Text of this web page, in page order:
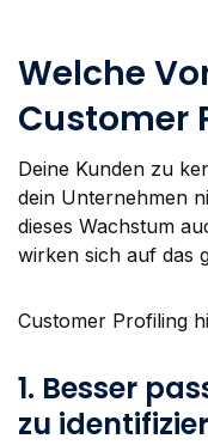
Welche
Customer
Deine Kunden zu
dein Unternehmen
dieses Wachstum
wirken sich auf das
Customer Profiling
1. Besser
zu